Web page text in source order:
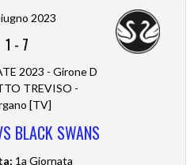
2023
1 - 7
2023 - Girone D
TREVISO -
[TV]
BLACK SWANS
1a Giornata